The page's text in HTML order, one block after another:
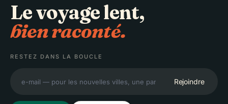
Le voyage lent,
bien raconté.
RESTEZ DANS LA BOUCLE
Rejoindre